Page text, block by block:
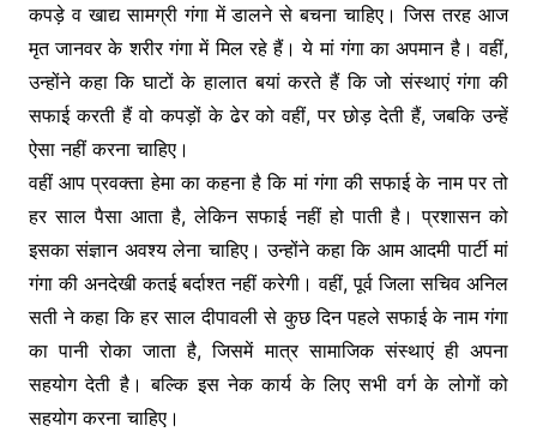
कपड़े व खाद्य सामग्री गंगा में डालने से बचना चाहिए। जिस तरह आज
मृत जानवर के शरीर गंगा में मिल रहे हैं। ये मां गंगा का अपमान है। वहीं,
उन्होंने कहा कि घाटों के हालात बयां करते हैं कि जो संस्थाएं गंगा की
सफाई करती हैं वो कपड़ों के ढेर को वहीं, पर छोड़ देती हैं, जबकि उन्हें
ऐसा नहीं करना चाहिए।
वहीं आप प्रवक्ता हेमा का कहना है कि मां गंगा की सफाई के नाम पर तो
हर साल पैसा आता है, लेकिन सफाई नहीं हो पाती है। प्रशासन को
इसका संज्ञान अवश्य लेना चाहिए। उन्होंने कहा कि आम आदमी पार्टी मां
गंगा की अनदेखी कतई बर्दाश्त नहीं करेगी। वहीं, पूर्व जिला सचिव अनिल
सती ने कहा कि हर साल दीपावली से कुछ दिन पहले सफाई के नाम गंगा
का पानी रोका जाता है, जिसमें मात्र सामाजिक संस्थाएं ही अपना
सहयोग देती है। बल्कि इस नेक कार्य के लिए सभी वर्ग के लोगों को
सहयोग करना चाहिए।